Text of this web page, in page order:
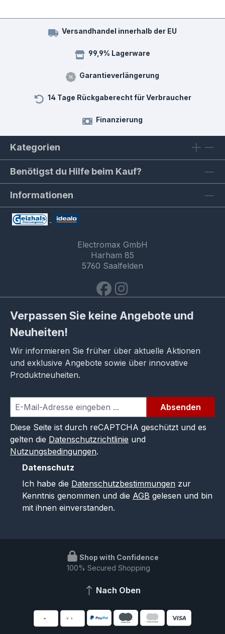
Versandhandel innerhalb der EU
99,9% Lagerware
Garantieverlängerung
14 Tage Rückgaberecht für Verbraucher
Finanzierung
Kategorien
Benötigst du Hilfe beim Kauf?
Informationen
Electromax GmbH
Harham 85
5760 Saalfelden
Verpassen Sie keine Angebote und
Neuheiten!
Wir informieren Sie früher über aktuelle Aktionen
und exklusive Angebote sowie über innovative
Produktneuheiten.
Absenden
Diese Seite ist durch reCAPTCHA geschützt und es
gelten die Datenschutzrichtlinie und
Nutzungsbedingungen.
Datenschutz
Ich habe die Datenschutzbestimmungen zur
Kenntnis genommen und die AGB gelesen und bin
mit ihnen einverstanden.
Shop with Confidence
100% Secured Shopping
Nach Oben